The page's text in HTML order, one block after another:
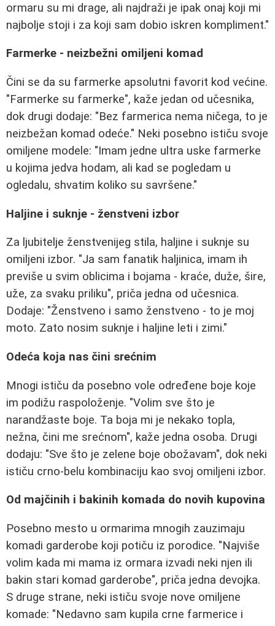
ormaru su mi drage, ali najdraži je ipak onaj koji mi
najbolje stoji i za koji sam dobio iskren kompliment."
Farmerke - neizbežni omiljeni komad
Čini se da su farmerke apsolutni favorit kod većine.
"Farmerke su farmerke", kaže jedan od učesnika,
dok drugi dodaje: "Bez farmerica nema ničega, to je
neizbežan komad odeće." Neki posebno ističu svoje
omiljene modele: "Imam jedne ultra uske farmerke
u kojima jedva hodam, ali kad se pogledam u
ogledalu, shvatim koliko su savršene."
Haljine i suknje - ženstveni izbor
Za ljubitelje ženstvenijeg stila, haljine i suknje su
omiljeni izbor. "Ja sam fanatik haljinica, imam ih
previše u svim oblicima i bojama - kraće, duže, šire,
uže, za svaku priliku", priča jedna od učesnica.
Dodaje: "Ženstveno i samo ženstveno - to je moj
moto. Zato nosim suknje i haljine leti i zimi."
Odeća koja nas čini srećnim
Mnogi ističu da posebno vole određene boje koje
im podižu raspoloženje. "Volim sve što je
narandžaste boje. Ta boja mi je nekako topla,
nežna, čini me srećnom", kaže jedna osoba. Drugi
dodaju: "Sve što je zelene boje obožavam", dok neki
ističu crno-belu kombinaciju kao svoj omiljeni izbor.
Od majčinih i bakinih komada do novih kupovina
Posebno mesto u ormarima mnogih zauzimaju
komadi garderobe koji potiču iz porodice. "Najviše
volim kada mi mama iz ormara izvadi neki njen ili
bakin stari komad garderobe", priča jedna devojka.
S druge strane, neki ističu svoje nove omiljene
komade: "Nedavno sam kupila crne farmerice i